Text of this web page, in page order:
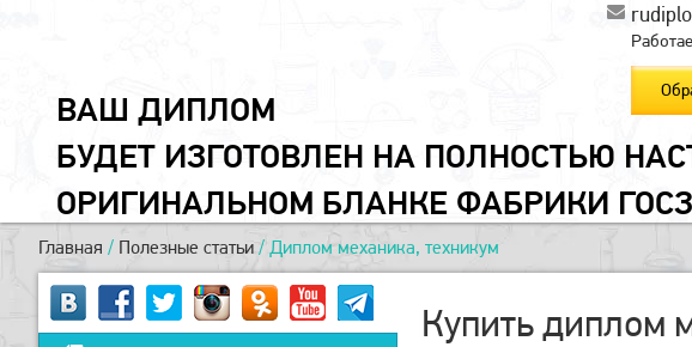
ВАШ ДИПЛОМ
БУДЕТ ИЗГОТОВЛЕН НА ПОЛНОСТЬЮ
ОРИГИНАЛЬНОМ БЛАНКЕ ФАБРИКИ
Главная / Полезные статьи / Диплом механика, техникум
Купить диплом